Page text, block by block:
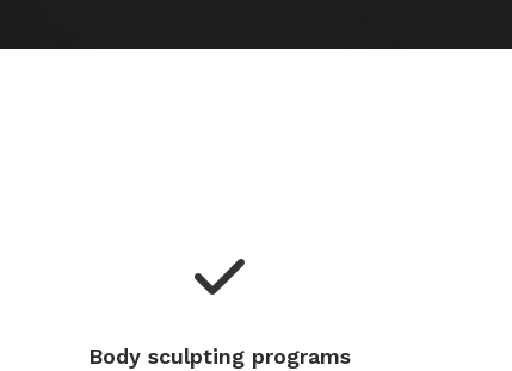
Body sculpting programs